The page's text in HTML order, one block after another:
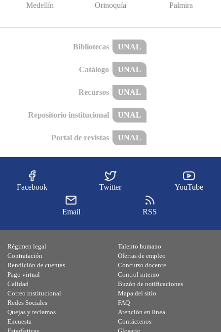
Medellín Orinoquía Palmira
Bibliotecas UNAL
Catálogo UNAL
Recursos UNAL
Repositorio institucional UNAL
Portal de revistas UNAL
Facebook Twitter YouTube
Email RSS
Régimen legal
Contratación
Rendición de cuentas
Pago virtual
Calidad
Talento humano
Ofertas de empleo
Concurso docente
Control interno
Buzón de notificaciones
Correo institucional
Redes Sociales
Quejas y reclamos
Encuesta
Mapa del sitio
FAQ
Atención en línea
Contáctenos